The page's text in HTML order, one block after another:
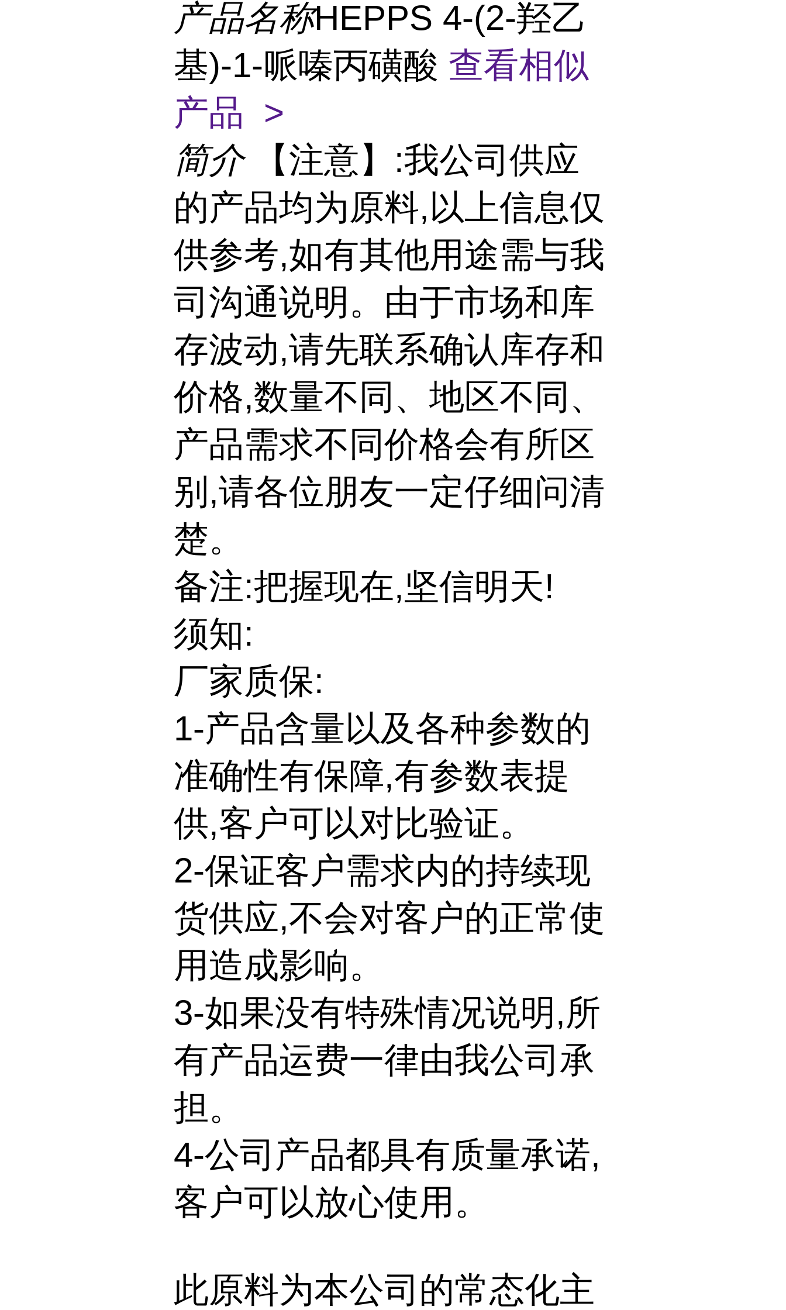
产品名称HEPPS 4-(2-羟乙
基)-1-哌嗪丙磺酸 查看相似
产品 >
简介
【注意】:我公司供应
的产品均为原料,以上信息仅
供参考,如有其他用途需与我
司沟通说明。由于市场和库
存波动,请先联系确认库存和
价格,数量不同、地区不同、
产品需求不同价格会有所区
别,请各位朋友一定仔细问清
楚。
备注:把握现在,坚信明天!
须知:
厂家质保:
1-产品含量以及各种参数的
准确性有保障,有参数表提
供,客户可以对比验证。
2-保证客户需求内的持续现
货供应,不会对客户的正常使
用造成影响。
3-如果没有特殊情况说明,所
有产品运费一律由我公司承
担。
4-公司产品都具有质量承诺,
客户可以放心使用。
此原料为本公司的常态化主